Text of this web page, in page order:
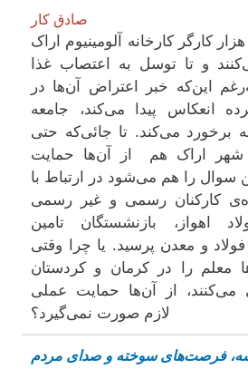
صادق کار
چرا زمانی کە ٤ هزار کارگر کارخانە آلومینیوم اراک
و تا توسل بە اعتصاب غذا
این‌کە خبر اعتراض آن‌ها در
انعکاس پیدا می‌کند، جامعە
برخورد می‌کند. تا جائی‌کە حتی
شهر اراک هم از آن‌ها حمایت
سوال را هم می‌شود در ارتباط با
کارکنان رسمی و غیر رسمی
اهواز، بازنشستگان تامین
فولاد و معدن پرسید. یا چرا وقتی
معلم را در کرمان و کردستان
از آن‌ها حمایت عملی
فرصت‌های سوخته و صدای مردم